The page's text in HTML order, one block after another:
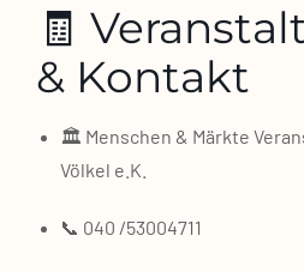
🧾
& Kontakt
🏛️ Men­schen & Märk­te
Völ­kel e.K.
📞 040 /​53004711